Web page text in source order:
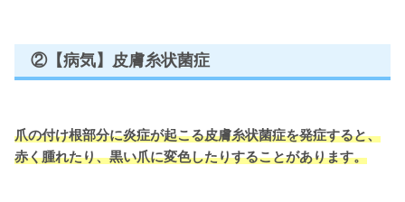
②【病気】皮膚糸状菌症
爪の付け根部分に炎症が起こる皮膚糸状菌症を発症すると、
赤く腫れたり、黒い爪に変色したりすることがあります。